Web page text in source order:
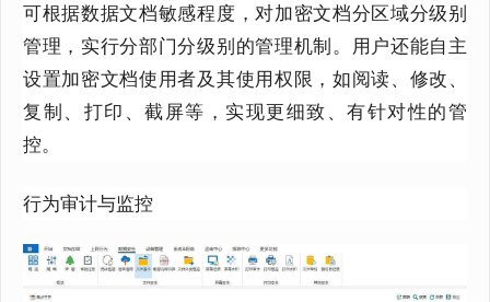
可根据数据文档敏感程度，对加密文档分区域分级别
管理，实行分部门分级别的管理机制。用户还能自主
设置加密文档使用者及其使用权限，如阅读、修改、
复制、打印、截屏等，实现更细致、有针对性的管
控。
行为审计与监控